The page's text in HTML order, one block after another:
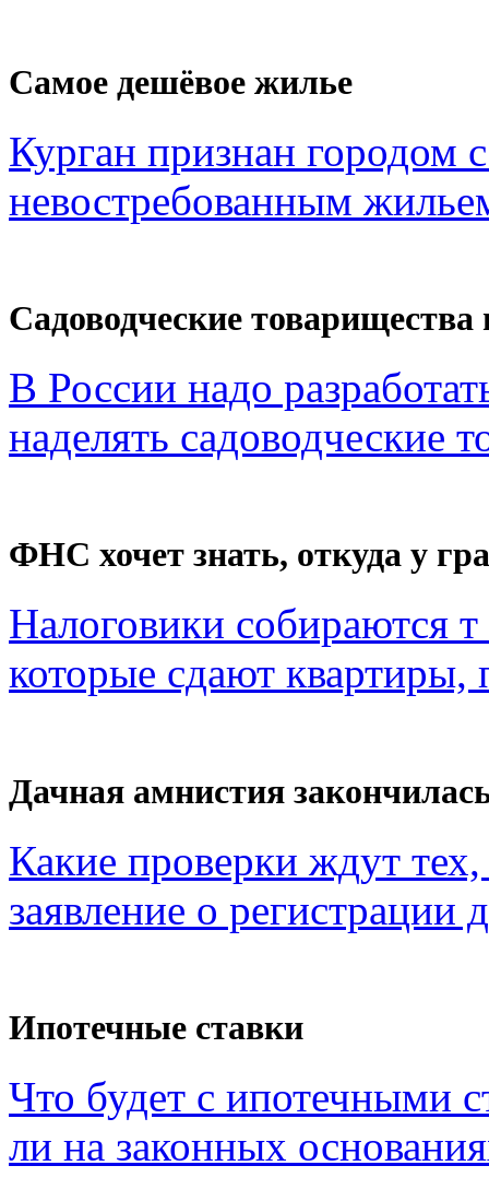
Самое дешёвое жилье
Курган признан
невостребованным
Садоводческие
В России надо
наделять садоводческие
ФНС хочет знать, откуда у
Налоговики собираются
которые сдают квартиры,
Дачная амнистия
Какие проверки ждут
заявление о регистрации
Ипотечные ставки
Что будет с ипотечными
ли на законных